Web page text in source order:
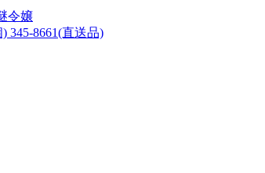
令嬢
345-8661(直送品)